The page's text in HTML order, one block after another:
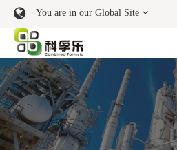
You are in our Global Site